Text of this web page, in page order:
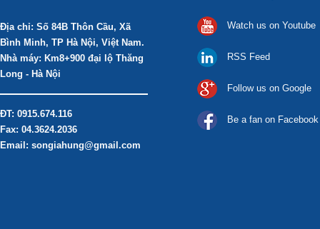
Địa chỉ: Số 84B Thôn Cầu, Xã
Bình Minh, TP Hà Nội, Việt Nam.
Nhà máy: Km8+900 đại lộ Thăng
Long - Hà Nội
ĐT: 0915.674.116
Fax: 04.3624.2036
Email: songiahung@gmail.com
Watch us on Youtube
RSS Feed
Follow us on Google
Be a fan on Facebook